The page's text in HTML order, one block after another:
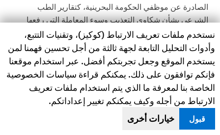
الصادرة عن موظفي الحكومة البحرينية، كتقارير الطب
الشرعي بشأن شكاوى التعذيب وسوء المعاملة التي رفعها
بعض المتهمين، والتي ترجمتها هيومن رايتس ووتش ومعهد
البحرين للحقوق والديمقراطية من العربية لأجل كتابة التقرير.
لكل قضية مفصلة أدناه، تمكنّا من بناء تحليلنا في المقام الأول
على المواد التي قدمتها الحكومة البحرينية، وليس فقط على
دفاع المحامين أو المتهمين أو غيرهم.
في 7 فبراير/شباط 2022، كتبت هيومن رايتس ووتش إلى
وزيرَي العدل والداخلية والنائب العام البحرينيِّين، تطلب ردودهم
Human Rights Watch cookie preferences
نستخدم ملفات تعريف الارتباط (كوكيز)، وتقنيات التتبع،
وأدوات التحليل التابعة لجهة ثالثة من أجل تحسين فهمنا لمن
يستخدم الموقع وجعل تجربتكم أفضل. عبر استخدام موقعنا
فإنكم توافقون على ذلك. يمكنكم قراءة سياسات الخصوصية
الخاصة بنا لمعرفة ما الذي يتم استخدام ملفات تعريف
الارتباط من أجله وكيف يمكنكم تغيير إعداداتكم.
قبول خيارات أخرى